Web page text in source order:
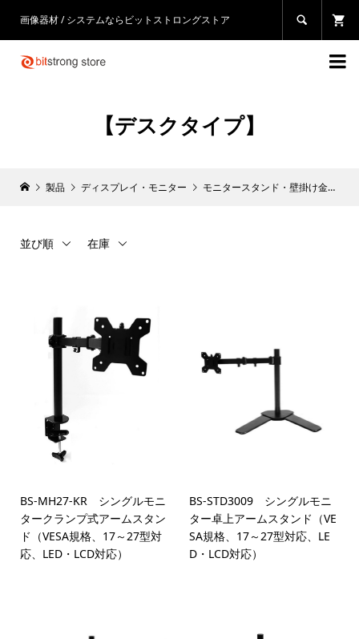
画像器材 / システムならビットストロングストア 

【デスクタイプ】
製品 ディスプレイ・モニター モニタースタンド・壁掛け金具
並び順 在庫
BS-MH27-KR シングルモニ
タークランプ式アームスタン
ド（VESA規格、17～27型対
応、LED・LCD対応）
BS-STD3009 シングルモニ
ター卓上アームスタンド（VE
SA規格、17～27型対応、LE
D・LCD対応）